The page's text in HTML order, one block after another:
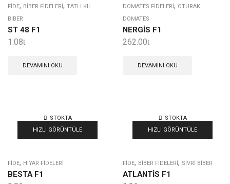
FIDE, BIBER FIDELERI, TATLI KIL
BIBER
ST 48 F1
1.08
DEVAMINI OKU
DOMATES FIDELERI, OTURAK
DOMATES
NERGİS F1
262.00
DEVAMINI OKU
STOKTA
YOK
HIZLI GÖRÜNTÜLE
FIDE, HIYAR FIDELERI
BESTA F1
STOKTA
YOK
HIZLI GÖRÜNTÜLE
FIDE, BIBER FIDELERI, SIVRI BIBER
ATLANTİS F1